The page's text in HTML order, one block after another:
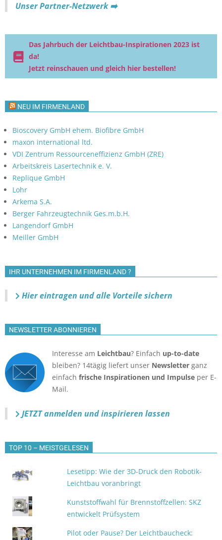
Unser Partner-Netzwerk ➡️
Das Jahrbuch der Leichtbau-Inspirationen 2023 ist
da!
Jetzt reinschauen und gleich hier bestellen!
NEU IM FIRMENLAND
Bioscovery GmbH ehem. Biofibre GmbH
maxon international ltd.
VDI Zentrum Ressourceneffizienz GmbH (ZRE)
Arbeitskreis Lasertechnik e. V.
Replique GmbH
Lohr
Arkema S.A.
Berger Fahrzeugtechnik Ges.m.b.H.
Langendorf GmbH
Meiller GmbH
IHR UNTERNEHMEN IM FIRMENLAND ?
Hier eintragen und alle Vorteile sichern
NEWSLETTER ABONNIEREN
Interesse am Leichtbau? Einfach up-to-date
bleiben? 14tägig liefert unser Newsletter ganz
einfach frische Inspirationen und Impulse per E-
Mail.
JETZT anmelden und inspirieren lassen
TOP 10 – MEISTGELESEN
Lesetipp: Wie der 3D-Druck den Robotik-
Leichtbau voranbringt
Kunststoffwahl für Brennstoffzellen: SKZ
entwickelt Prüfsystem
Pilot oder Pause? Der Leichtbaucheck: